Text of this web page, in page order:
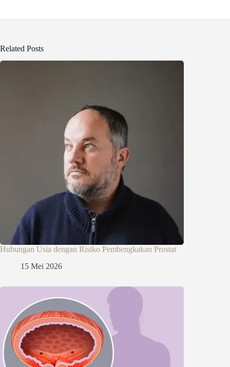
Related Posts
Hubungan Usia dengan Risiko Pembengkakan Prostat
15 Mei 2026